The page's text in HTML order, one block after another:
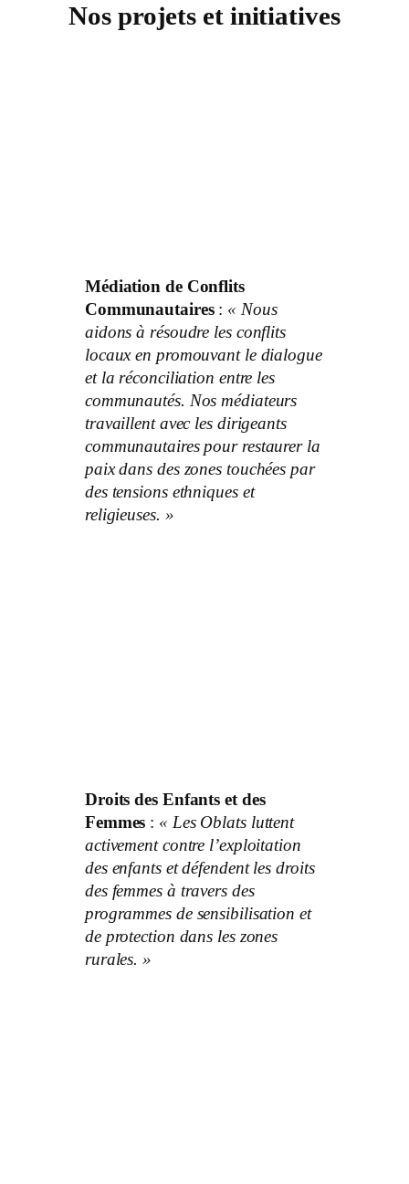
Nos projets et initiatives
Médiation de Conflits
Communautaires: « Nous
aidons à résoudre les conflits
locaux en promouvant le dialogue
et la réconciliation entre les
communautés. Nos médiateurs
travaillent avec les dirigeants
communautaires pour restaurer la
paix dans des zones touchées par
des tensions ethniques et
religieuses. »
Droits des Enfants et des
Femmes : « Les Oblats luttent
activement contre l’exploitation
des enfants et défendent les droits
des femmes à travers des
programmes de sensibilisation et
de protection dans les zones
rurales. »